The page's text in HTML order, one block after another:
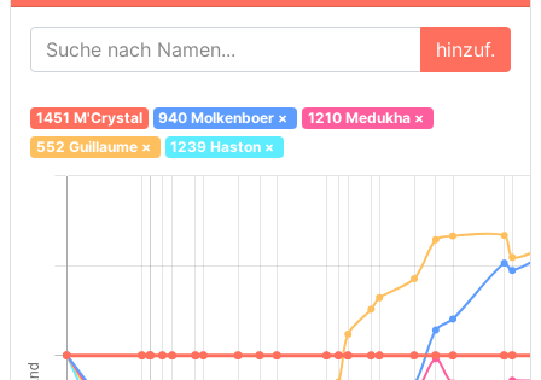
hinzuf.
1451 M'Crystal 940 Molkenboer × 1210 Medukha×
552 Guillaume× 1239 Haston ×